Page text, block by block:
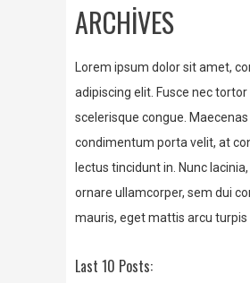
ARCHIVES
Lorem ipsum dolor sit amet,
adipiscing elit. Fusce nec tortor
scelerisque congue. Maecenas
condimentum porta velit, at
lectus tincidunt in. Nunc lacinia,
ornare ullamcorper, sem dui
mauris, eget mattis arcu turpis
Last 10 Posts: